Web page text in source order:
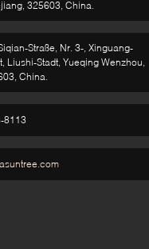
325603, China.
Straße, Nr. 3-, Xinguang-
Liushi-Stadt, Yueqing Wenzhou,
China.
8113